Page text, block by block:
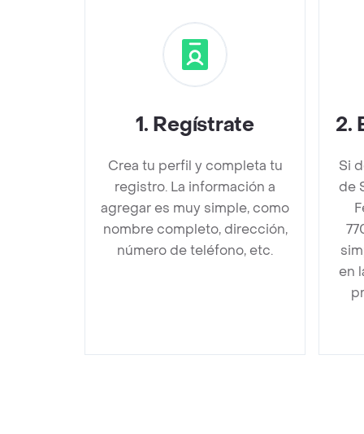
1. Regístrate
Crea tu perfil y completa tu
registro. La información a
agregar es muy simple, como
nombre completo, dirección,
número de teléfono, etc.
2.
Si
de
en